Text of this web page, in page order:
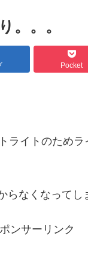
。。。
Pocket
ライトのため
なくなってし
ンサーリンク